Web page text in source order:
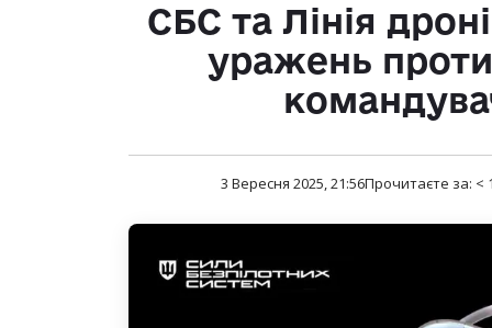
СБС та Лінія
уражень
3 Вересня 2025, 21:56Прочитаєте за: <